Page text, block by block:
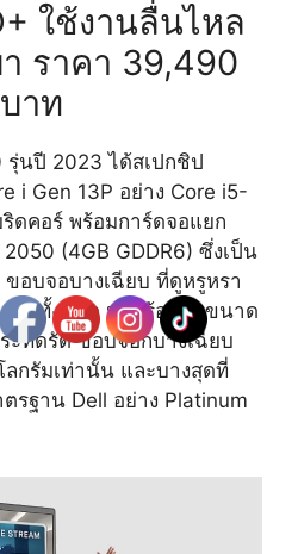
ใช้งานลื่นไหล
ราคา 39,490
บาท
รุ่นปี 2023 ได้สเปกชิป
i Gen 13P อย่าง Core i5-
ดคอร์ พร้อมการ์ดจอแยก
2050 (4GB GDDR6) ซึ่งเป็น
อบจอบางเฉียบ ที่ดูหรูหรา
ยด์ทั้งหมด มาพร้อมกับขนาด
ะทัดรัด ขอบจอก็บางเฉียบ
กรัมเท่านั้น และบางสุดที่
รฐาน Dell อย่าง Platinum